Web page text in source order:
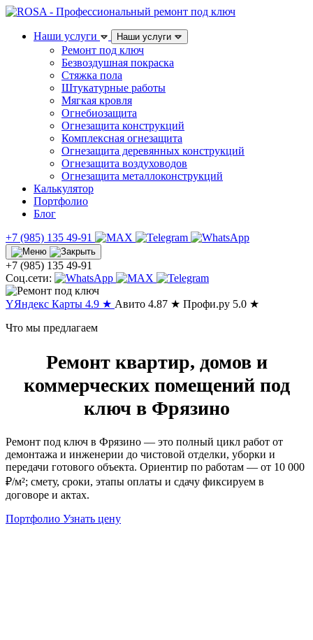
Наши услуги Наши услуги
Ремонт под ключ
Безвоздушная покраска
Стяжка пола
Штукатурные работы
Мягкая кровля
Огнебиозащита
Огнезащита конструкций
Комплексная огнезащита
Огнезащита деревянных конструкций
Огнезащита воздуховодов
Огнезащита металлоконструкций
Калькулятор
Портфолио
Блог
+7 (985) 135 49-91
+7 (985) 135 49-91
Соц.сети:
YЯндекс Карты 4.9 ★ Авито 4.87 ★ Профи.ру 5.0 ★
Что мы предлагаем
Ремонт квартир, домов и
коммерческих помещений под
ключ в Фрязино
Ремонт под ключ в Фрязино — это полный цикл работ от
демонтажа и инженерии до чистовой отделки, уборки и
передачи готового объекта. Ориентир по работам — от 10 000
₽/м²; смету, сроки, этапы оплаты и сдачу фиксируем в
договоре и актах.
Портфолио Узнать цену